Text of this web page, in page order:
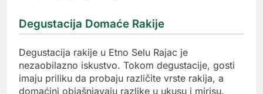
Degustacija Domaće Rakije
Degustacija rakije u Etno Selu Rajac je
nezaobilazno iskustvo. Tokom degustacije, gosti
imaju priliku da probaju različite vrste rakija, a
domaćini objašnjavaju razlike u ukusu i mirisu.